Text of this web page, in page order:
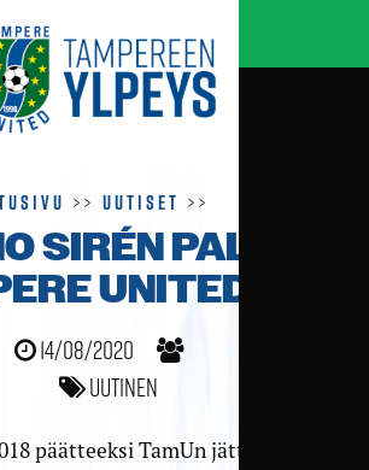
>>Uutiset >>
SIRÉN PALAA
UNITEDIIN
14/08/2020
Uutinen
päätteeksi TamUn jättänyt